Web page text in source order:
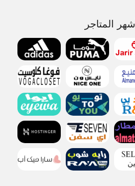
أشهر المتاجر